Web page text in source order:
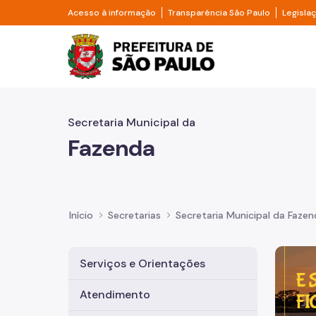
Pular para o Conteúdo principal
Acesso à informação Divisor de acesso à informação
Transparência São Paulo Divisor
Prefeitura de São
Secretaria Municipal da
Fazenda
Início Secretarias Secretaria Municipal da
Serviços e Orientações
Atendimento